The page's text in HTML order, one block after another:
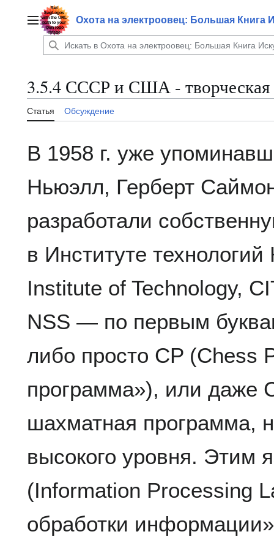
содержаниюГлавное менюОхота на электроовец: Большая Книга
3.5.4 СССР и США - творческая
Статья Обсуждение
В 1958 г. уже
Ньюэлл, Герберт
разработали
в Институте
Institute of Technology,
NSS — по первым
либо просто CP (Chess
программа»), или даже
шахматная программа,
высокого уровня. Этим
(Information Processing
обработки